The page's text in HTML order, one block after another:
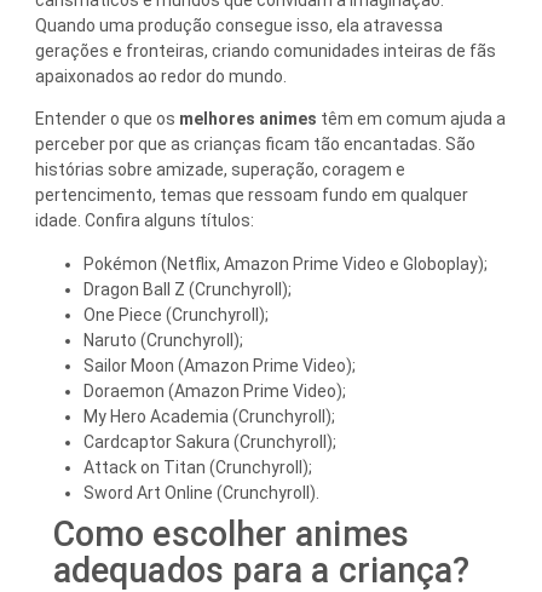
Quando uma produção consegue isso, ela atravessa
gerações e fronteiras, criando comunidades inteiras de fãs
apaixonados ao redor do mundo.
Entender o que os melhores animes têm em comum ajuda a
perceber por que as crianças ficam tão encantadas. São
histórias sobre amizade, superação, coragem e
pertencimento, temas que ressoam fundo em qualquer
idade. Confira alguns títulos:
Pokémon (Netflix, Amazon Prime Video e Globoplay);
Dragon Ball Z (Crunchyroll);
One Piece (Crunchyroll);
Naruto (Crunchyroll);
Sailor Moon (Amazon Prime Video);
Doraemon (Amazon Prime Video);
My Hero Academia (Crunchyroll);
Cardcaptor Sakura (Crunchyroll);
Attack on Titan (Crunchyroll);
Sword Art Online (Crunchyroll).
Como escolher animes
adequados para a criança?